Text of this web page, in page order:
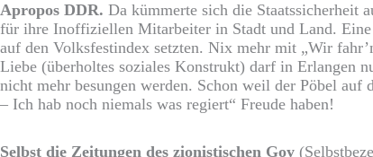
Apropos DDR. Da kümmerte sich die Staatssicherheit
für ihre Inoffiziellen Mitarbeiter in Stadt und Land.
auf den Volksfestindex setzten. Nix mehr mit „Wir
Liebe (überholtes soziales Konstrukt) darf in Erlangen
nicht mehr besungen werden. Schon weil der Pöbel
– Ich hab noch niemals was regiert“ Freude haben!
Selbst die Zeitungen des zionistischen Goy